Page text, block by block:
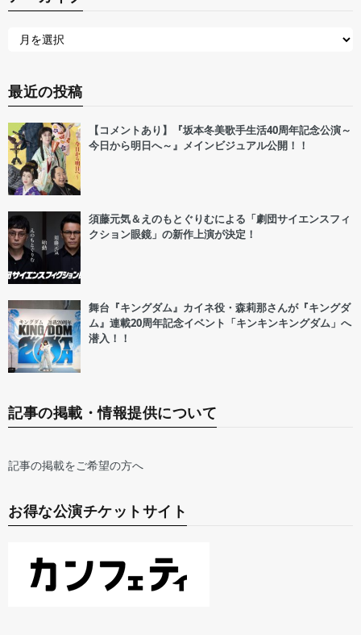
最近の投稿
【コメントあり】『坂本冬美歌手生活40周年記念公演～
今日から明日へ～』メインビジュアル公開！！
須藤元気＆えのもとぐりむによる「劇団サイエンスフィ
クション眼鏡」の新作上演が決定！
舞台『キングダム』カイネ役・森莉那さんが『キングダ
ム』連載20周年記念イベント「キンキンキングダム」へ
潜入！！
記事の掲載・情報提供について
記事の掲載をご希望の方へ
お得な公演チケットサイト